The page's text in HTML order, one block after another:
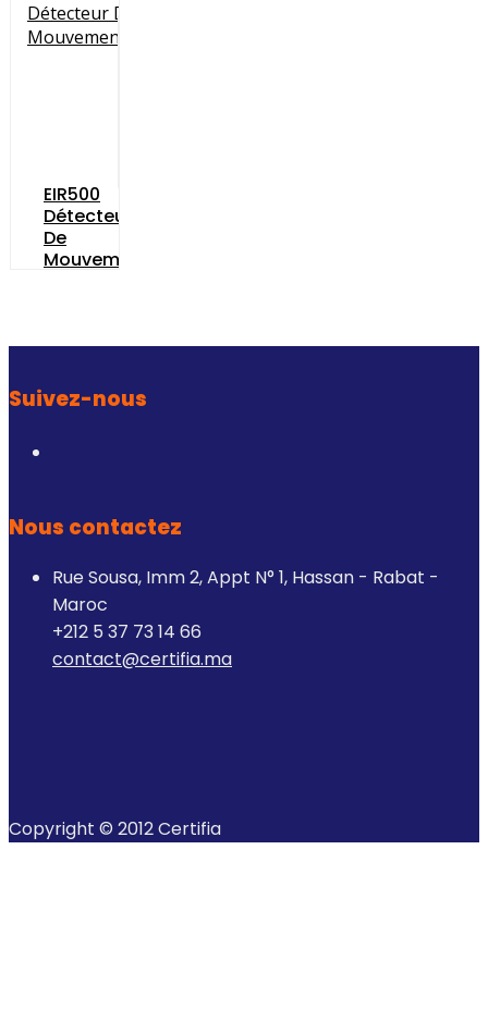
Vitre
EIR500
Détecteur
De
Mouvement…
Suivez-nous
Nous contactez
Rue Sousa, Imm 2, Appt N° 1, Hassan - Rabat -
Maroc
+212 5 37 73 14 66
contact@certifia.ma
Copyright © 2012 Certifia